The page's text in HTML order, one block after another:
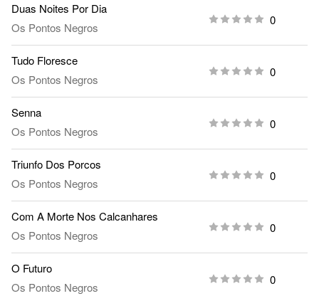
Duas Noites Por Dia
Os Pontos Negros
0
Tudo Floresce
Os Pontos Negros
0
Senna
Os Pontos Negros
0
Triunfo Dos Porcos
Os Pontos Negros
0
Com A Morte Nos Calcanhares
Os Pontos Negros
0
O Futuro
Os Pontos Negros
0